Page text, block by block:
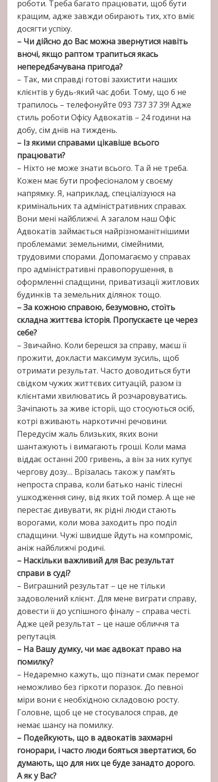
роботи. Треба багато працювати, щоб бути
кращим, адже завжди обирають тих, хто вміє
досягти успіху.
– Чи дійсно до Вас можна звернутися навіть
вночі, якщо раптом трапиться якась
непередбачувана пригода?
– Так, ми справді готові захистити наших
клієнтів у будь-який час доби. Тому, що б не
трапилось – телефонуйте 093 737 37 39! Адже
стиль роботи Офісу Адвокатів – 24 години на
добу, сім днів на тиждень.
– Із якими справами цікавіше всього
працювати?
– Ніхто не може знати всього. Та й не треба.
Кожен має бути професіоналом у своєму
напрямку. Я, наприклад, спеціалізуюся на
кримінальних та адміністративних справах.
Вони мені найближчі. А загалом наш Офіс
Адвокатів займається найрізноманітнішими
проблемами: земельними, сімейними,
трудовими спорами. Допомагаємо у справах
про адміністративні правопорушення, в
оформленні спадщини, приватизації житлових
будинків та земельних ділянок тощо.
– За кожною справою, безумов­но, стоїть
складна життє­ва історія. Пропускаєте це через
себе?
– Звичайно. Коли берешся за справу, маєш її
прожити, докласти максимум зусиль, щоб
отримати результат. Часто доводиться бути
свідком чужих життєвих ситуацій, разом із
клієнтами хвилюватись й розчаровуватись.
Зачіпають за живе історії, що стосуються осіб,
котрі вживають наркотичні речовини.
Передусім жаль близьких, яких вони
шантажують і вимагають гроші. Коли мама
віддає останні 200 гривень, а він за них купує
чергову дозу… Врізалась також у пам’ять
непроста справа, коли батько наніс тілесні
ушкодження сину, від яких той помер. А ще не
перестає дивувати, як рідні люди стають
ворогами, коли мова заходить про поділ
спадщини. Чужі швидше йдуть на компроміс,
аніж найближчі родичі.
– Наскільки важливий для Вас результат
справи в суді?
– Виграшний результат – це не тільки
задоволений клієнт. Для мене виграти справу,
довести її до успішного фіналу – справа честі.
Адже цей результат – це наше обличчя та
репутація.
– На Вашу думку, чи має адвокат право на
помилку?
– Недаремно кажуть, що пізнати смак перемог
неможливо без гіркоти поразок. До певної
міри вони є необхідною складовою росту.
Головне, щоб це не стосувалося справ, де
немає шансу на помилку.
– Подейкують, що в адвокатів захмарні
гонорари, і часто люди бояться звертатися, бо
думають, що для них це буде занадто дорого.
А як у Вас?